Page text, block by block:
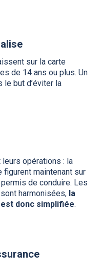
sur la carte
de 14 ans ou plus. Un
le but d’éviter la
leurs opérations : la
figurent maintenant sur
de conduire. Les
harmonisées, la
donc simplifiée.